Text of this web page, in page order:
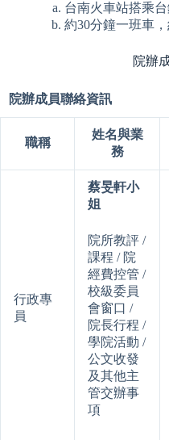
台南火車站搭乘
約30分鐘一班車
院辦
院辦成員聯絡資訊
職稱
姓名與業
務
行政專
員
蔡旻軒小
姐
院所教評 /
課程 / 院
經費控管 /
校級委員
會窗口 /
院長行程 /
學院活動 /
公文收發
及其他主
管交辦事
項